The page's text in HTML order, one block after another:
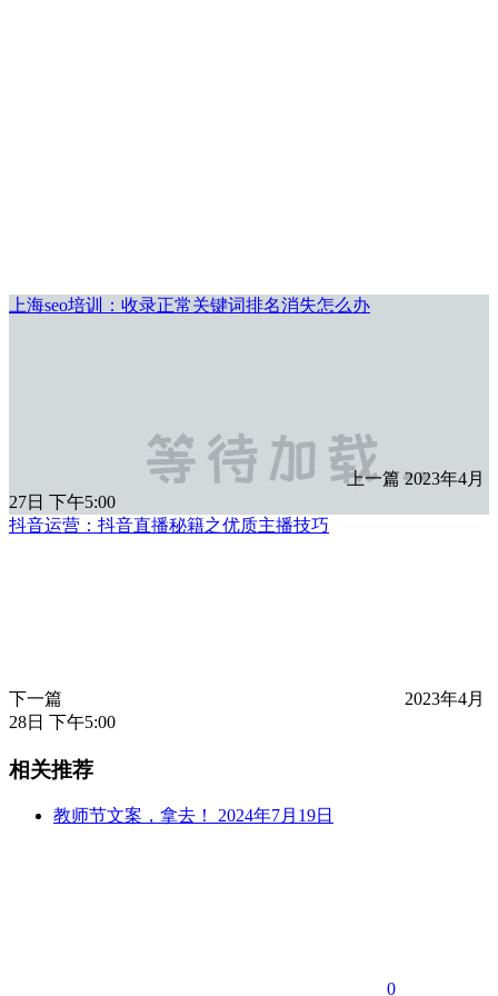
上海seo培训：收录正常关键词排名消失怎么办
上一篇 2023年4月
27日 下午5:00
抖音运营：抖音直播秘籍之优质主播技巧
下一篇
2023年4月
28日 下午5:00
相关推荐
教师节文案，拿去！ 2024年7月19日
0